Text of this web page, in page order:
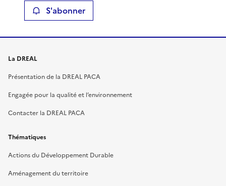
S'abonner
La DREAL
Présentation de la DREAL PACA
Engagée pour la qualité et l’environnement
Contacter la DREAL PACA
Thématiques
Actions du Développement Durable
Aménagement du territoire